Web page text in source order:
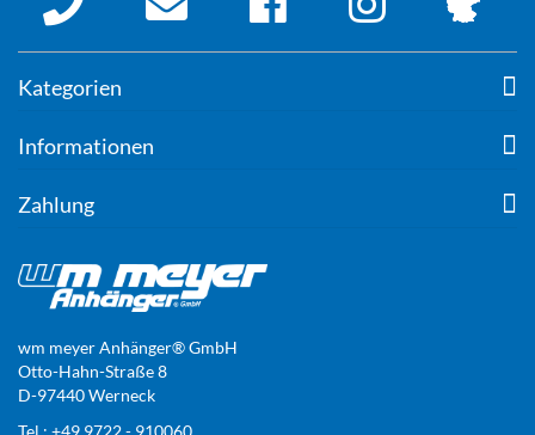
Kategorien
Informationen
Zahlung
wm meyer Anhänger® GmbH
Otto-Hahn-Straße 8
D-97440 Werneck